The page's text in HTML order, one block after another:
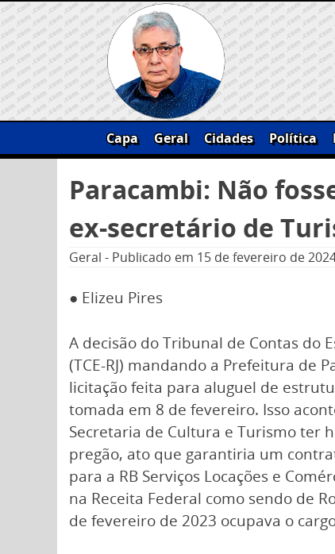
Skip
to
content
Capa Geral Cidades Política
por:
Paracambi: Não
ex-secretário de
Geral - Publicado em 15 de fevereiro de
● Elizeu Pires
A decisão do Tribunal de Contas do
(TCE-RJ) mandando a Prefeitura de
licitação feita para aluguel de
tomada em 8 de fevereiro. Isso
Secretaria de Cultura e Turismo ter
pregão, ato que garantiria um
para a RB Serviços Locações e
na Receita Federal como sendo de
de fevereiro de 2023 ocupava o